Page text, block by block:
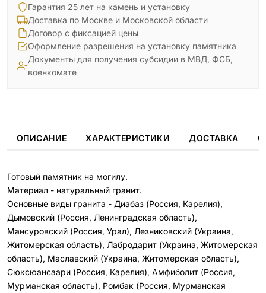
Гарантия 25 лет на камень и установку
Доставка по Москве и Московской области
Договор с фиксацией цены
Оформление разрешения на установку памятника
Документы для получения субсидии в МВД, ФСБ,
военкомате
ОПИСАНИЕ ХАРАКТЕРИСТИКИ ДОСТАВКА
Готовый памятник на могилу.
Материал - натуральный гранит.
Основные виды гранита - Диабаз (Россия, Карелия),
Дымовский (Россия, Ленинградская область),
Мансуровский (Россия, Урал), Лезниковский (Украина,
Житомерская область), Лабродарит (Украина, Житомерская
область), Маславский (Украина, Житомерская область),
Сюксюансаари (Россия, Карелия), Амфиболит (Россия,
Мурманская область), Ромбак (Россия, Мурманская